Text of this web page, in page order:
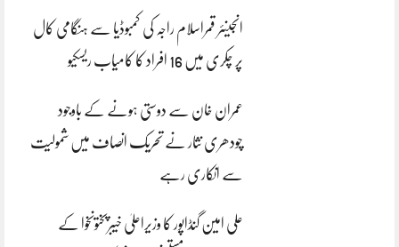
انجینئر قمراسلام راجہ کی کمبوڈیا سے ہنگامی کال
پر چکری میں 16 افراد کا کامیاب ریسکیو
عمران خان سے دوستی ہونے کے باوجود
چودھری نثار نے تحریک انصاف میں شمولیت
سے انکاری رہے
علی امین گنڈاپور کا وزیراعلیٰ خیبرپختونخوا کے